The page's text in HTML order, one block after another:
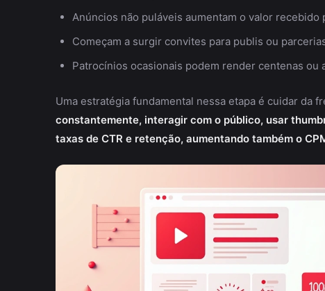
Anúncios não puláveis aumentam o valor recebido
Começam a surgir convites para publis ou
Patrocínios ocasionais podem render centenas ou
Uma estratégia fundamental nessa etapa é cuidar da
constantemente, interagir com o público, usar
taxas de CTR e retenção, aumentando também o